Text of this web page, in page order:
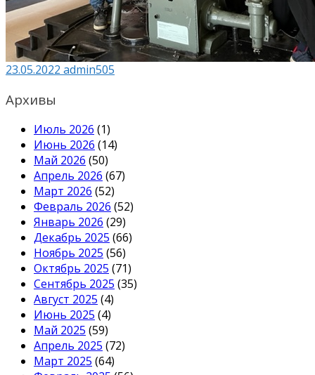
23.05.2022 admin505
Архивы
Июль 2026 (1)
Июнь 2026 (14)
Май 2026 (50)
Апрель 2026 (67)
Март 2026 (52)
Февраль 2026 (52)
Январь 2026 (29)
Декабрь 2025 (66)
Ноябрь 2025 (56)
Октябрь 2025 (71)
Сентябрь 2025 (35)
Август 2025 (4)
Июнь 2025 (4)
Май 2025 (59)
Апрель 2025 (72)
Март 2025 (64)